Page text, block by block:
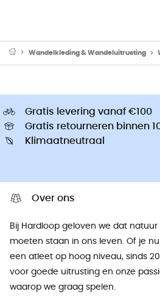
Wandelkleding & Wandeluitrusting
Gratis levering vanaf €100
Gratis retourneren binnen
Klimaatneutraal
Over ons
Bij Hardloop geloven we dat
moeten staan ​​in ons leven. Of je
een atleet op hoog niveau, sinds
voor goede uitrusting en onze
waarop we graag spelen.